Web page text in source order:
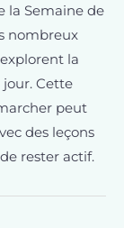
la Semaine de
nombreux
la
Cette
peut
des leçons
rester actif.